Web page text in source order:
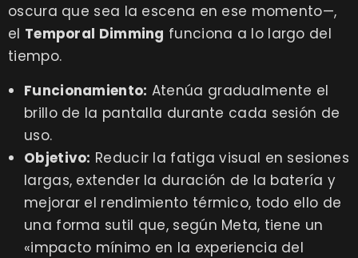
oscura que sea la escena en ese momento—,
el Temporal Dimming funciona a lo largo del
tiempo.
Funcionamiento: Atenúa gradualmente el
brillo de la pantalla durante cada sesión de
uso.
Objetivo: Reducir la fatiga visual en sesiones
largas, extender la duración de la batería y
mejorar el rendimiento térmico, todo ello de
una forma sutil que, según Meta, tiene un
«impacto mínimo en la experiencia del